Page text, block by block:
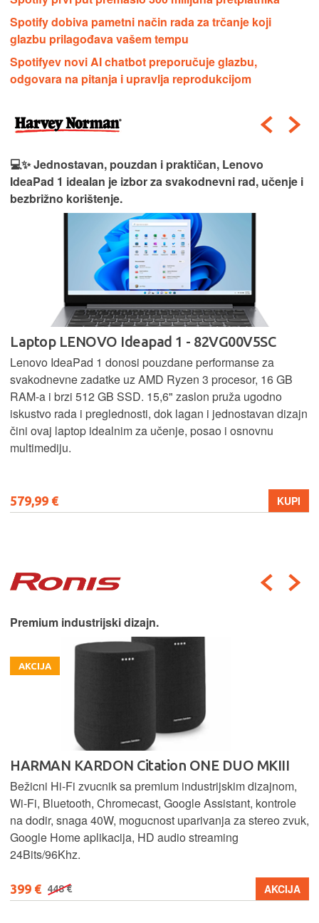
Spotify dobiva pametni način rada za trčanje koji
glazbu prilagođava vašem tempu
Spotifyev novi AI chatbot preporučuje glazbu,
odgovara na pitanja i upravlja reprodukcijom
💻✨ Jednostavan, pouzdan i praktičan, Lenovo
IdeaPad 1 idealan je izbor za svakodnevni rad, učenje i
bezbrižno korištenje.
Laptop LENOVO Ideapad 1 - 82VG00V5SC
Lenovo IdeaPad 1 donosi pouzdane performanse za
svakodnevne zadatke uz AMD Ryzen 3 procesor, 16 GB
RAM-a i brzi 512 GB SSD. 15,6" zaslon pruža ugodno
iskustvo rada i preglednosti, dok lagan i jednostavan dizajn
čini ovaj laptop idealnim za učenje, posao i osnovnu
multimediju.
579,99 € KUPI
Premium industrijski dizajn.
AKCIJA
HARMAN KARDON Citation ONE DUO MKIII
Bežicni Hi-Fi zvucnik sa premium industrijskim dizajnom,
Wi-Fi, Bluetooth, Chromecast, Google Assistant, kontrole
na dodir, snaga 40W, mogucnost uparivanja za stereo zvuk,
Google Home aplikacija, HD audio streaming
24Bits/96Khz.
399 € 448 € AKCIJA